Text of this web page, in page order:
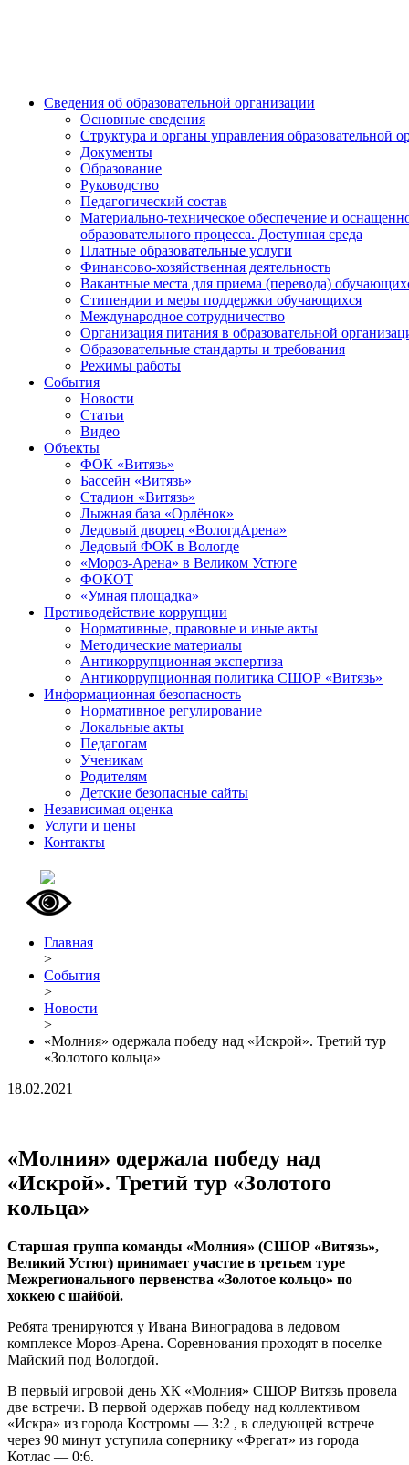
Сведения об образовательной организации
Основные сведения
Структура и органы управления образовательной
Документы
Образование
Руководство
Педагогический состав
Материально-техническое обеспечение и
образовательного процесса. Доступная среда
Платные образовательные услуги
Финансово-хозяйственная деятельность
Вакантные места для приема (перевода)
Стипендии и меры поддержки обучающихся
Международное сотрудничество
Организация питания в образовательной
Образовательные стандарты и требования
Режимы работы
События
Новости
Статьи
Видео
Объекты
ФОК «Витязь»
Бассейн «Витязь»
Стадион «Витязь»
Лыжная база «Орлёнок»
Ледовый дворец «ВологдАрена»
Ледовый ФОК в Вологде
«Мороз-Арена» в Великом Устюге
ФОКОТ
«Умная площадка»
Противодействие коррупции
Нормативные, правовые и иные акты
Методические материалы
Антикоррупционная экспертиза
Антикоррупционная политика СШОР «Витязь»
Информационная безопасность
Нормативное регулирование
Локальные акты
Педагогам
Ученикам
Родителям
Детские безопасные сайты
Независимая оценка
Услуги и цены
Контакты
Главная
>
События
>
Новости
>
«Молния» одержала победу над «Искрой». Третий тур
«Золотого кольца»
18.02.2021
«Молния» одержала победу над
«Искрой». Третий тур «Золотого
кольца»
Старшая группа команды «Молния» (СШОР «Витязь»,
Великий Устюг) принимает участие в третьем туре
Межрегионального первенства «Золотое кольцо» по
хоккею с шайбой.
Ребята тренируются у Ивана Виноградова в ледовом
комплексе Мороз-Арена. Соревнования проходят в поселке
Майский под Вологдой.
В первый игровой день ХК «Молния» СШОР Витязь провела
две встречи. В первой одержав победу над коллективом
«Искра» из города Костромы — 3:2 , в следующей встрече
через 90 минут уступила сопернику «Фрегат» из города
Котлас — 0:6.